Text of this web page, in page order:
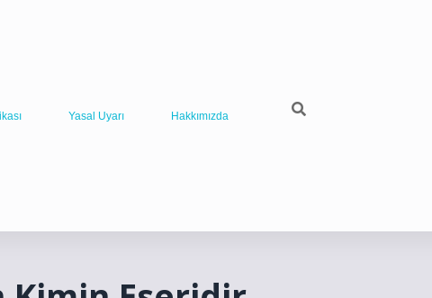
Yasal Uyarı Hakkımızda